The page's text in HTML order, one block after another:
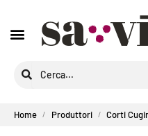
Home / Produttori / Corti